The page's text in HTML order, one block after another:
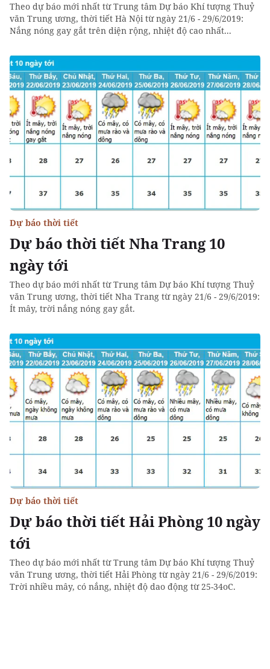
Theo dự báo mới nhất từ Trung tâm Dự báo Khí tượng Thuỷ
văn Trung ương, thời tiết Hà Nội từ ngày 21/6 - 29/6/2019:
Nắng nóng gay gắt trên diện rộng, nhiệt độ cao nhất...
Dự báo thời tiết Nha Trang 10
ngày tới
Dự báo thời tiết
Theo dự báo mới nhất từ Trung tâm Dự báo Khí tượng Thuỷ
văn Trung ương, thời tiết Nha Trang từ ngày 21/6 - 29/6/2019:
Ít mây, trời nắng nóng gay gắt.
Dự báo thời tiết Hải Phòng 10 ngày
tới
Dự báo thời tiết
Theo dự báo mới nhất từ Trung tâm Dự báo Khí tượng Thuỷ
văn Trung ương, thời tiết Hải Phòng từ ngày 21/6 - 29/6/2019:
Trời nhiều mây, có nắng, nhiệt độ dao động từ 25-34oC.